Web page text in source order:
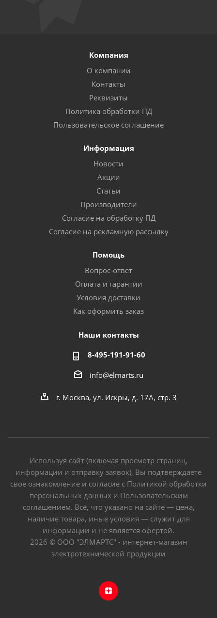
Компания
О компании
Контакты
Реквизиты
Политика обработки ПД
Пользовательское соглашение
Информация
Новости
Акции
Статьи
Производители
Согласие на обработку ПД
Согласие на рекламную рассылку
Помощь
Вопрос-ответ
Оплата и гарантии
Условия доставки
Как оформить заказ
Наши контакты
8-495-191-91-60
info@elmarts.ru
г. Москва, ул. Искры, д. 17А, стр. 3
Используя сайт (включая просмотр страниц,
информации и отправку заявок), Вы подтверждаете
своё ознакомление и согласие с Политикой обработки
персональных данных и Пользовательским
соглашением. Всё, что указано на сайте — цена,
наличие товара, иные условия — служит для
информации и не является офертой.
2026 © ООО "ЭЛМАРТС" - интернет-магазин
электротехнической продукции